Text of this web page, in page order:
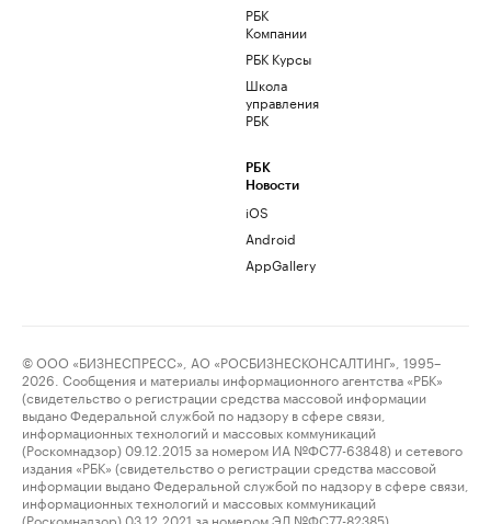
РБК
Компании
РБК Курсы
Школа
управления
РБК
РБК
Новости
iOS
Android
AppGallery
© ООО «БИЗНЕСПРЕСС», АО «РОСБИЗНЕСКОНСАЛТИНГ», 1995–
2026. Сообщения и материалы информационного агентства «РБК»
(свидетельство о регистрации средства массовой информации
выдано Федеральной службой по надзору в сфере связи,
информационных технологий и массовых коммуникаций
(Роскомнадзор) 09.12.2015 за номером ИА №ФС77-63848) и сетевого
издания «РБК» (свидетельство о регистрации средства массовой
информации выдано Федеральной службой по надзору в сфере связи,
информационных технологий и массовых коммуникаций
(Роскомнадзор) 03.12.2021 за номером ЭЛ №ФС77-82385)